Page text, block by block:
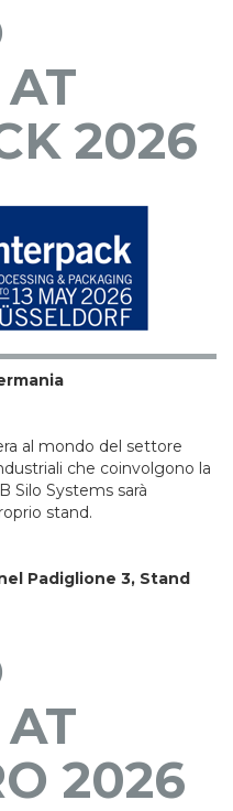
2026
al mondo del settore
che coinvolgono la
Silo Systems sarà
stand.
Padiglione 3, Stand
2026